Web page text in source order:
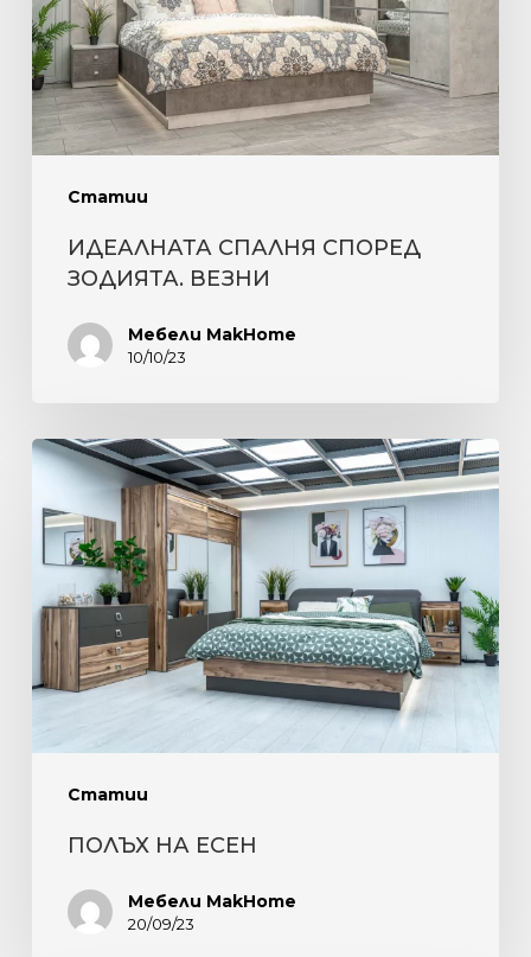
Статии
ИДЕАЛНАТА СПАЛНЯ СПОРЕД
ЗОДИЯТА. ВЕЗНИ
Мебели MakHome
10/10/23
Статии
ПОЛЪХ
ЕСЕН
ПОЛЪХ НА ЕСЕН
Мебели MakHome
20/09/23